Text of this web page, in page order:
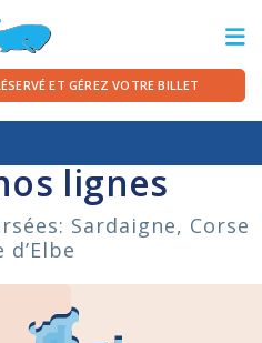
DEU ENG
ET GÉREZ VOTRE BILLET
Traversées
lignes
Sardaigne, Corse